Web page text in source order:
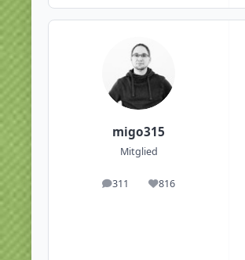
migo315
Mitglied
311
Beiträge 816
Reputation